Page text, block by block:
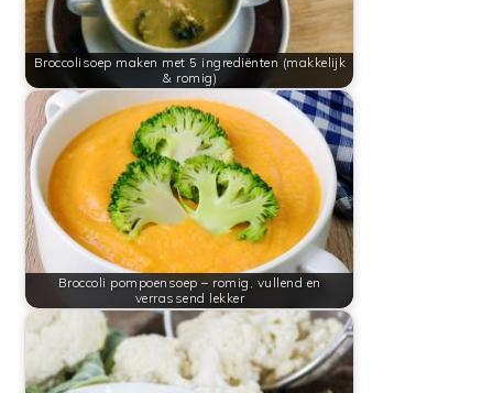
Broccolisoep maken met 5 ingrediënten (makkelijk
& romig)
Broccoli pompoensoep – romig, vullend en
verrassend lekker